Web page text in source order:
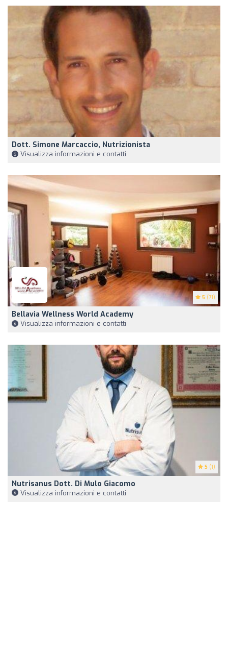
Dott. Simone Marcaccio, Nutrizionista
Visualizza informazioni e contatti
5 (71)
Bellavia Wellness World Academy
Visualizza informazioni e contatti
5 (1)
Nutrisanus Dott. Di Mulo Giacomo
Visualizza informazioni e contatti